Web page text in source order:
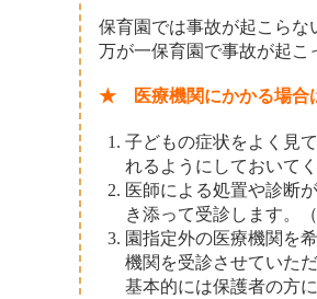
保育園では事故が起こらな
万が一保育園で事故が起こ
★ 医療機関にかかる場合
子どもの症状をよく見
れるようにしておいてく
医師による処置や診断
き添って受診します。
園指定外の医療機関を
機関を受診させていた
基本的には保護者の方